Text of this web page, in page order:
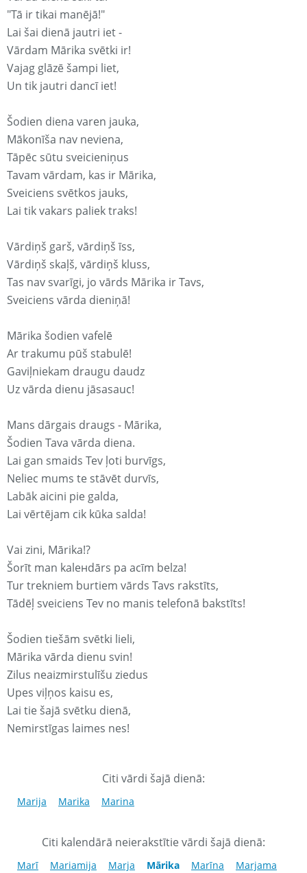
"Tā ir tikai manējā!"
Lai šai dienā jautri iet -
Vārdam Mārika svētki ir!
Vajag glāzē šampi liet,
Un tik jautri dancī iet!
Šodien diena varen jauka,
Mākonīša nav neviena,
Tāpēc sūtu sveicieniņus
Tavam vārdam, kas ir Mārika,
Sveiciens svētkos jauks,
Lai tik vakars paliek traks!
Vārdiņš garš, vārdiņš īss,
Vārdiņš skaļš, vārdiņš kluss,
Tas nav svarīgi, jo vārds Mārika ir Tavs,
Sveiciens vārda dieniņā!
Mārika šodien vafelē
Ar trakumu pūš stabulē!
Gaviļniekam draugu daudz
Uz vārda dienu jāsasauc!
Mans dārgais draugs - Mārika,
Šodien Tava vārda diena.
Lai gan smaids Tev ļoti burvīgs,
Neliec mums te stāvēt durvīs,
Labāk aicini pie galda,
Lai vērtējam cik kūka salda!
Vai zini, Mārika!?
Šorīt man kaleнdārs pa acīm belza!
Tur trekniem burtiem vārds Tavs rakstīts,
Tādēļ sveiciens Tev no manis telefonā bakstīts!
Šodien tiešām svētki lieli,
Mārika vārda dienu svin!
Zilus neaizmirstulīšu ziedus
Upes viļņos kaisu es,
Lai tie šajā svētku dienā,
Nemirstīgas laimes nes!
Citi vārdi šajā dienā:
Marija Marika Marina
Citi kalendārā neierakstītie vārdi šajā dienā:
Marī Mariamija Marja Mārika Marīna
Marjama